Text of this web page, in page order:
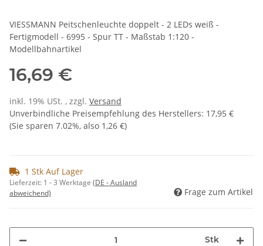
VIESSMANN Peitschenleuchte doppelt - 2 LEDs weiß -
Fertigmodell - 6995 - Spur TT - Maßstab 1:120 -
Modellbahnartikel
16,69 €
inkl. 19% USt. , zzgl. Versand
Unverbindliche Preisempfehlung des Herstellers: 17,95 €
(Sie sparen 7.02%, also 1,26 €)
1 Stk Auf Lager
Lieferzeit: 1 - 3 Werktage (DE - Ausland
abweichend)
Frage zum Artikel
Stk